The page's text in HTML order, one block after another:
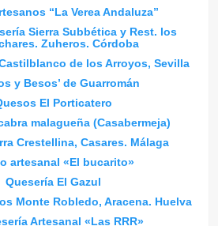
“La Verea Andaluza”
Sierra Subbética y Rest. los
Zuheros. Córdoba
de los Arroyos, Sevilla
y Besos’ de Guarromán
El Porticatero
malagueña (Casabermeja)
Crestellina, Casares. Málaga
artesanal «El bucarito»
Quesería El Gazul
Monte Robledo, Aracena. Huelva
Artesanal «Las RRR»